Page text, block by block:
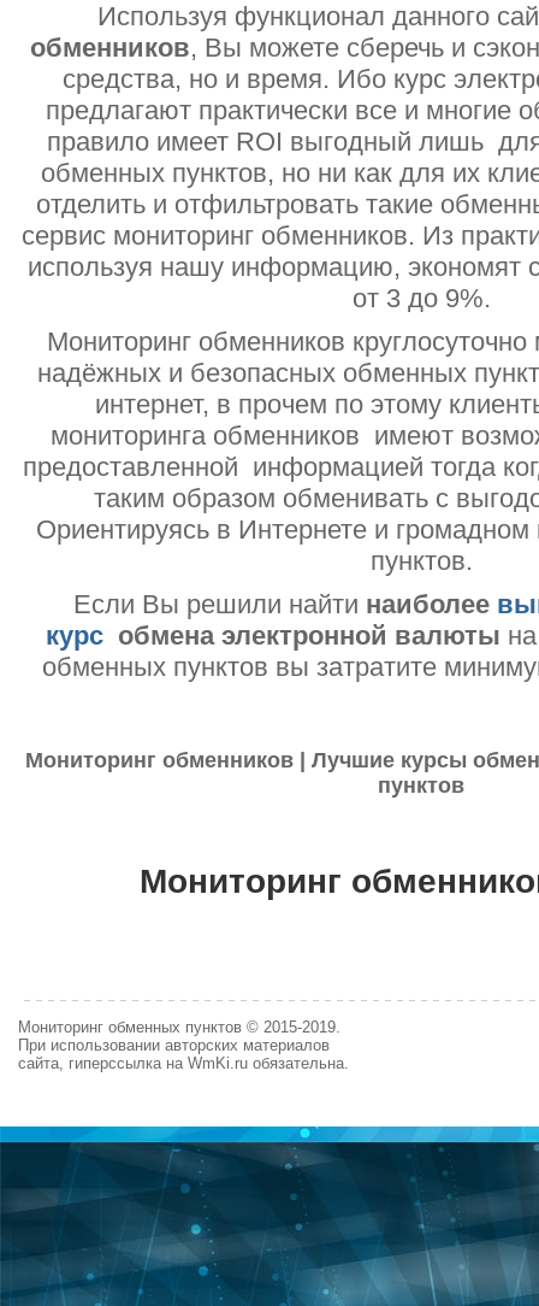
Используя функционал данного
обменников, Вы можете сберечь и
средства, но и время. Ибо курс
предлагают практически все и многие
правило имеет ROI выгодный лишь
обменных пунктов, но ни как для их
отделить и отфильтровать такие
сервис мониторинг обменников. Из
используя нашу информацию, экономят
от 3 до 9%.
Мониторинг обменников круглосуточно
надёжных и безопасных обменных
интернет, в прочем по этому
мониторинга обменников имеют
предоставленной информацией тогда
таким образом обменивать с
Ориентируясь в Интернете и
пунктов.
Если Вы решили найти наиболее
курс обмена электронной валюты
обменных пунктов вы затратите
Мониторинг обменников | Лучшие курсы
пунктов
Мониторинг
Мониторинг обменных пунктов © 2015-2019.
При использовании авторских материалов
сайта, гиперссылка на WmKi.ru обязательна.